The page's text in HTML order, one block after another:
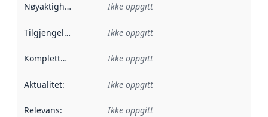
Nøyaktighet Ikke oppgitt
Tilgjengelighet Ikke oppgitt
Kompletthet Ikke oppgitt
Aktualitet: Ikke oppgitt
Relevans: Ikke oppgitt